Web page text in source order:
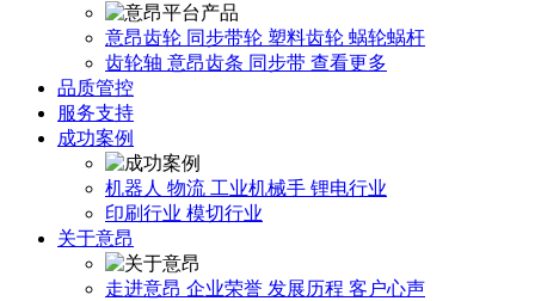
意昂齿轮 同步带轮 塑料齿轮 蜗轮蜗杆
齿轮轴 意昂齿条 同步带 查看更多
品质管控
服务支持
成功案例
机器人 物流 工业机械手 锂电行业
印刷行业 模切行业
关于意昂
走进意昂 企业荣誉 发展历程 客户心声